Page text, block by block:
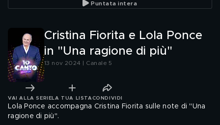
Puntata intera
Cristina Fiorita e Lola Ponce
in "Una ragione di più"
13 nov 2024 | Canale 5
VAI ALLA SERIE LA TUA LISTA CONDIVIDI
Lola Ponce accompagna Cristina Fiorita sulle note di "Una
ragione di più".